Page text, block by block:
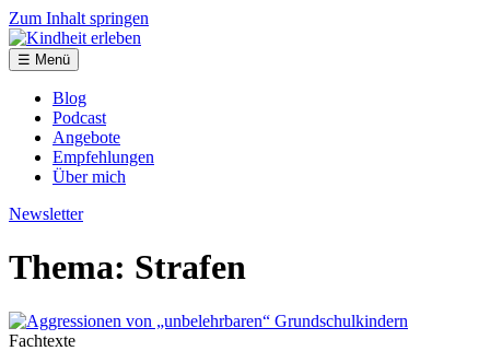
Zum Inhalt springen
☰ Menü
Blog
Podcast
Angebote
Empfehlungen
Über mich
Newsletter
Thema: Strafen
Fachtexte